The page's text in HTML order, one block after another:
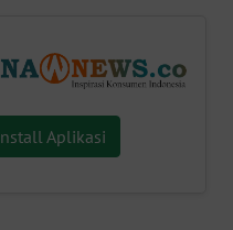
Aplikasi